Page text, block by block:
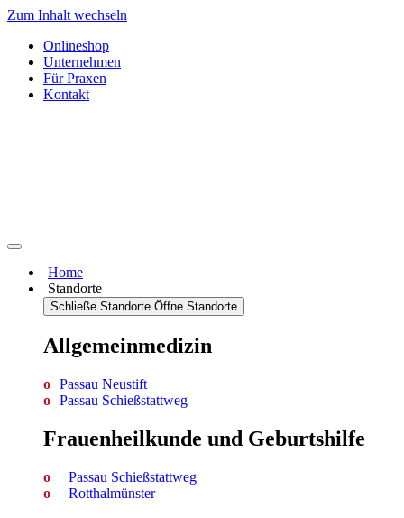
Zum Inhalt wechseln
Onlineshop
Unternehmen
Für Praxen
Kontakt
Home
Standorte
Schließe Standorte Öffne Standorte
Allgemein­medizin
Passau Neustift
Passau Schießstattweg
Frauenheilkunde und Geburtshilfe
Passau Schießstattweg
Rotthalmünster